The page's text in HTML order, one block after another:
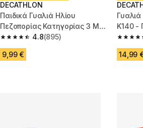
DECATHLON
Παιδικά Γυαλιά Ηλίου
Πεζοπορίας Κατηγορίας 3 MH
B140 - Ηλικίες 2-4 ετών - Χακί
4.8
4.8 out of 5 stars from 895 reviews
(895)
9,99 €
K140 -
ετών -
4.8
14,99